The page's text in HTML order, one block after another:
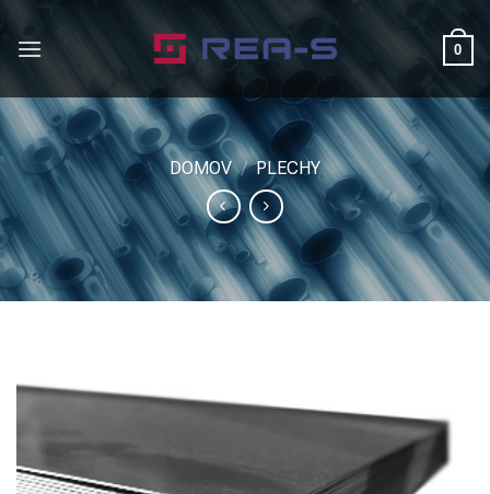
0
DOMOV / PLECHY